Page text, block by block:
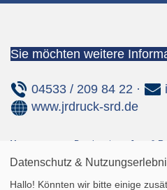
Sie möchten weitere
04533 / 209 84 22 ·
www.jrdruck-srd.de
Vertretung von:
Drucksysteme Janz &
Maschinenbau GmbH
Datenschutz &
Hallo! Könnten wir bitte einige